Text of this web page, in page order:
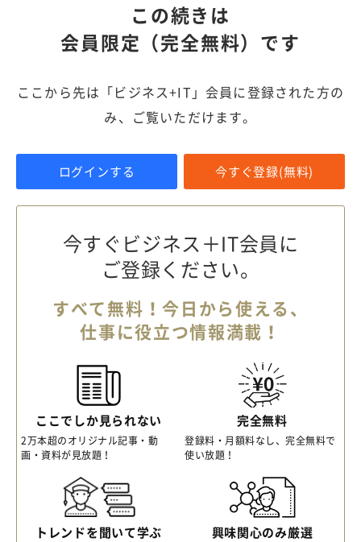
この続きは
会員限定（完全無料）です
ここから先は「ビジネス+IT」会員に登録された方の
み、ご覧いただけます。
ログインする 今すぐ登録(無料)
今すぐビジネス＋IT会員に
ご登録ください。
すべて無料！今日から使える、
仕事に役立つ情報満載！
ここでしか見られない
2万本超のオリジナル記事・動
画・資料が見放題！
完全無料
登録料・月額料なし、完全無料で
使い放題！
トレンドを聞いて学ぶ 興味関心のみ厳選